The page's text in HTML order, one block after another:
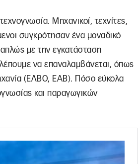
Μηχανικοί, τεχνίτες,
συγκρότησαν ένα μοναδικό
με την εγκατάσταση
να επαναλαμβάνεται, όπως
(ΕΛΒΟ, ΕΑΒ). Πόσο εύκολα
και παραγωγικών